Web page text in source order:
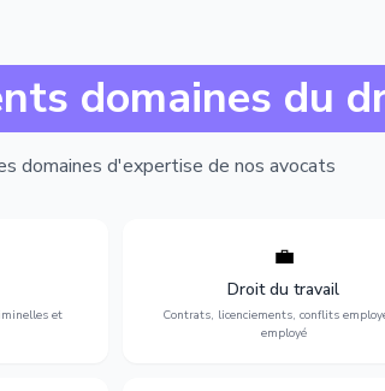
domaines du
domaines d'expertise de nos avocats
et
de
jusqu'au
💼
Droit du travail
Contrats, licenciements, conflits
employé
Protection de vos droits au
contrats, licenciements,
discrimination et conflits avec
l'employeur.